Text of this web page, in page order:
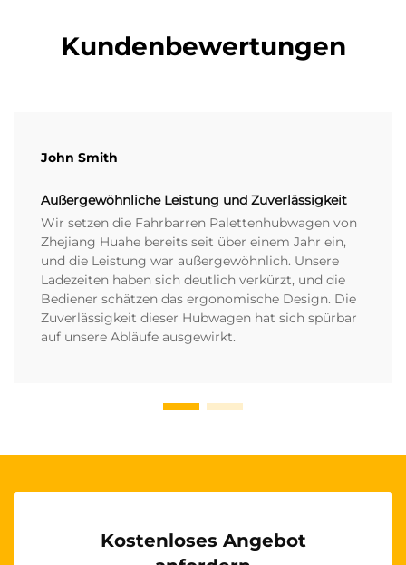
Kundenbewertungen
John Smith
Außergewöhnliche Leistung und Zuverlässigkeit
Wir setzen die Fahrbarren Palettenhubwagen von
Zhejiang Huahe bereits seit über einem Jahr ein,
und die Leistung war außergewöhnlich. Unsere
Ladezeiten haben sich deutlich verkürzt, und die
Bediener schätzen das ergonomische Design. Die
Zuverlässigkeit dieser Hubwagen hat sich spürbar
auf unsere Abläufe ausgewirkt.
Kostenloses Angebot